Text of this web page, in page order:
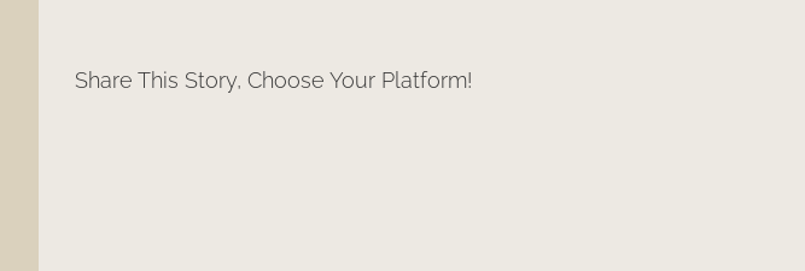
Share This Story, Choose Your Platform!